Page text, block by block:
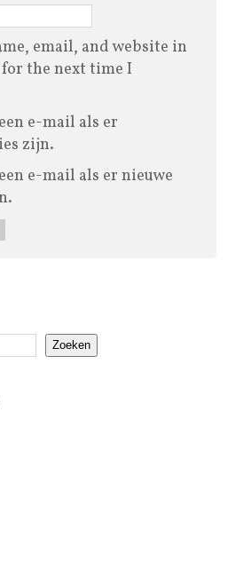
email, and website in
the next time I
e-mail als er
zijn.
e-mail als er nieuwe
Zoeken